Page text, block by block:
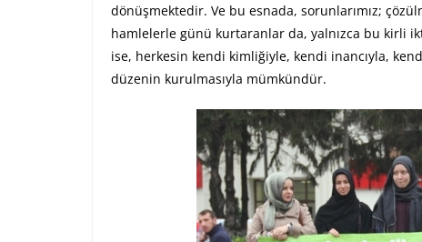
dönüşmektedir. Ve bu esnada, sorunlarımız;
hamlelerle günü kurtaranlar da, yalnızca bu kirli
ise, herkesin kendi kimliğiyle, kendi inancıyla,
düzenin kurulmasıyla mümkündür.